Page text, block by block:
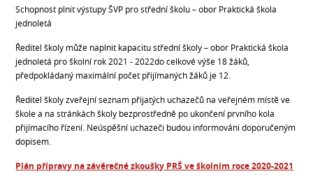
Schopnost plnit výstupy ŠVP pro střední školu – obor Praktická škola
jednoletá
Ředitel školy může naplnit kapacitu střední školy – obor Praktická škola
jednoletá pro školní rok 2021 - 2022do celkové výše 18 žáků,
předpokládaný maximální počet přijímaných žáků je 12.
Ředitel školy zveřejní seznam přijatých uchazečů na veřejném místě ve
škole a na stránkách školy bezprostředně po ukončení prvního kola
přijímacího řízení. Neúspěšní uchazeči budou informováni doporučeným
dopisem.
Plán přípravy na závěrečné zkoušky PRŠ ve školním roce 2020-2021